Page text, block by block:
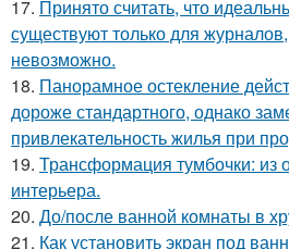
17. Принято считать, что
существуют только для
невозможно.
18. Панорамное остекление
дороже стандартного, однако
привлекательность жилья при
19. Трансформация тумбочки: из
интерьера.
20. До/после ванной комнаты в
21. Как установить экран под